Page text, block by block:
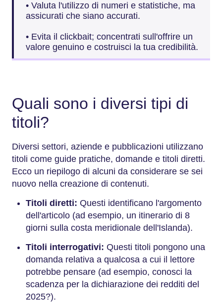
• Valuta l'utilizzo di numeri e statistiche, ma
assicurati che siano accurati.
• Evita il clickbait; concentrati sull'offrire un
valore genuino e costruisci la tua credibilità.
Quali sono i diversi tipi di
titoli?
Diversi settori, aziende e pubblicazioni utilizzano
titoli come guide pratiche, domande e titoli diretti.
Ecco un riepilogo di alcuni da considerare se sei
nuovo nella creazione di contenuti.
Titoli diretti: Questi identificano l'argomento
dell'articolo (ad esempio, un itinerario di 8
giorni sulla costa meridionale dell'Islanda).
Titoli interrogativi: Questi titoli pongono una
domanda relativa a qualcosa a cui il lettore
potrebbe pensare (ad esempio, conosci la
scadenza per la dichiarazione dei redditi del
2025?).